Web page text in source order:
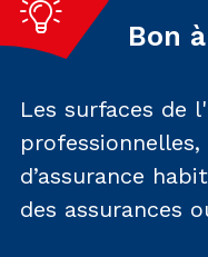
Bon
Les surfaces de
d’assurance
des assurances